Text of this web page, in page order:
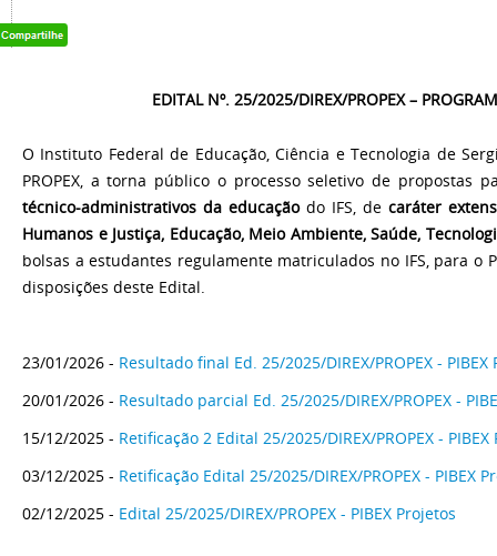
EDITAL Nº. 25/2025/DIREX/PROPEX –
O Instituto Federal de Educação, Ciência e Tecnologia de
PROPEX, a torna público o processo seletivo de
técnico-administrativos da educaçãodo IFS, de caráter
Humanos e Justiça, Educação, Meio Ambiente, Saúde,
bolsas a estudantes regulamente matriculados no IFS, para o
disposições deste Edital.
23/01/2026 - Resultado final Ed. 25/2025/DIREX/PROPEX - PIBEX
20/01/2026 - Resultado parcial Ed. 25/2025/DIREX/PROPEX -
15/12/2025 - Retificação 2 Edital 25/2025/DIREX/PROPEX -
03/12/2025 - Retificação Edital 25/2025/DIREX/PROPEX - PIBEX
02/12/2025 - Edital 25/2025/DIREX/PROPEX - PIBEX Projetos